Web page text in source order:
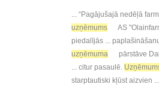
... “Pagājušajā nedēļā
uzņēmums
AS
piedalījās ...
uzņēmuma
pārstāve
... citur pasaulē.
starptautiski kļūst aizvien ...